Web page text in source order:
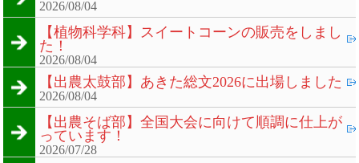
2026/08/04
【植物科学科】スイートコーンの販売をしまし
た！
2026/08/04
【出農太鼓部】あきた総文2026に出場しました
2026/08/04
【出農そば部】全国大会に向けて順調に仕上が
っています！
2026/07/28